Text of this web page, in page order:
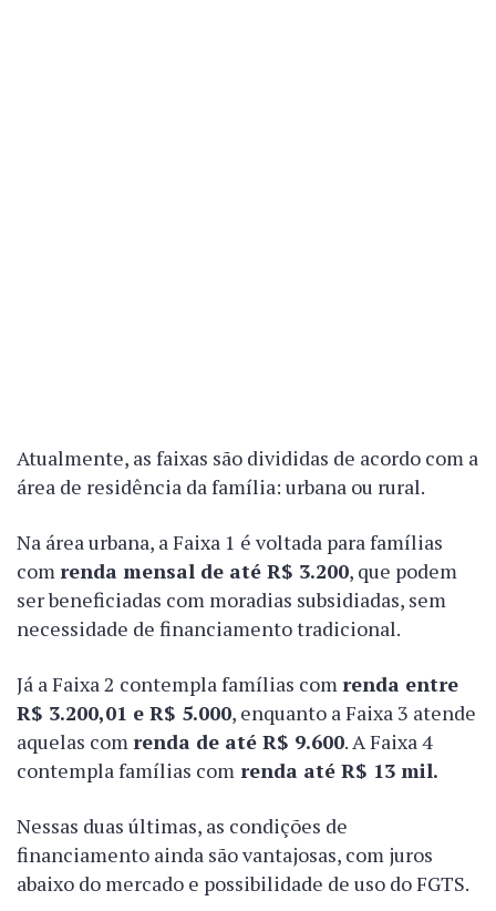
Atualmente, as faixas são divididas de acordo com a
área de residência da família: urbana ou rural.
Na área urbana, a Faixa 1 é voltada para famílias
comrenda mensal de até R$ 3.200, que podem
ser beneficiadas com moradias subsidiadas, sem
necessidade de financiamento tradicional.
Já a Faixa 2 contempla famílias comrenda entre
R$ 3.200,01 e R$ 5.000, enquanto a Faixa 3 atende
aquelas comrenda de até R$ 9.600. A Faixa 4
contempla famílias com renda até R$ 13 mil.
Nessas duas últimas, as condições de
financiamento ainda são vantajosas, com juros
abaixo do mercado e possibilidade de uso do FGTS.